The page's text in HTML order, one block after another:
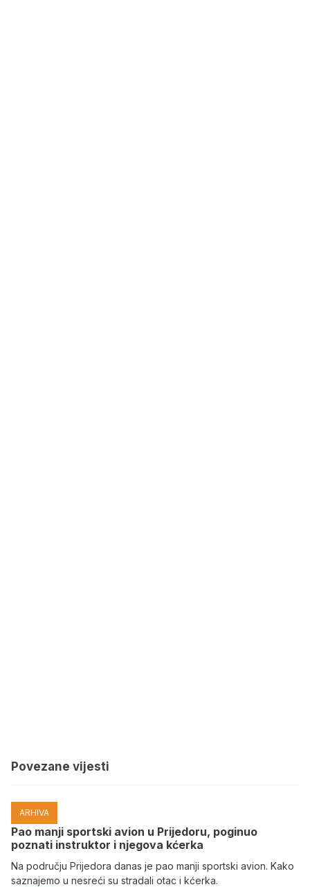
Povezane vijesti
ARHIVA
Pao manji sportski avion u Prijedoru, poginuo
poznati instruktor i njegova kćerka
Na području Prijedora danas je pao manji sportski avion. Kako
saznajemo u nesreći su stradali otac i kćerka.